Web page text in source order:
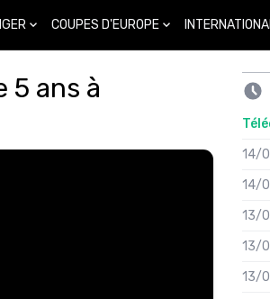
COUPES D'EUROPE
5 ans à
14/
14/
13/
13/
13/